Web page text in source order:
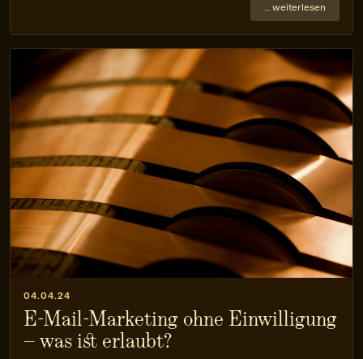
… weiterlesen
04.04.24
E-Mail-Marketing ohne Einwilligung
– was ist erlaubt?